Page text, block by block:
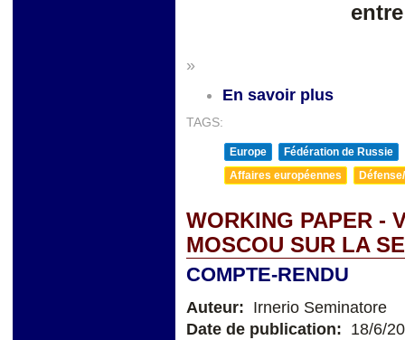
»
En savoir plus
TAGS:
Europe
Fédération de Russie
Affaires européennes
WORKING PAPER -
MOSCOU SUR LA
COMPTE-RENDU
Auteur: Irnerio Seminatore
Date de publication: 18/6/